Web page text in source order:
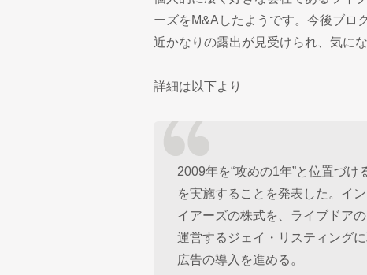
ーズをM&Aしたようです。今後ブロ
近かなりの露出が見受けられ、気に
詳細は以下より
2009年を“攻めの1年”と位置づ
を実施することを発表した。イ
イアーズの株式を、ライブドア
運営するジェイ・リスティング
広告の導入を進める。